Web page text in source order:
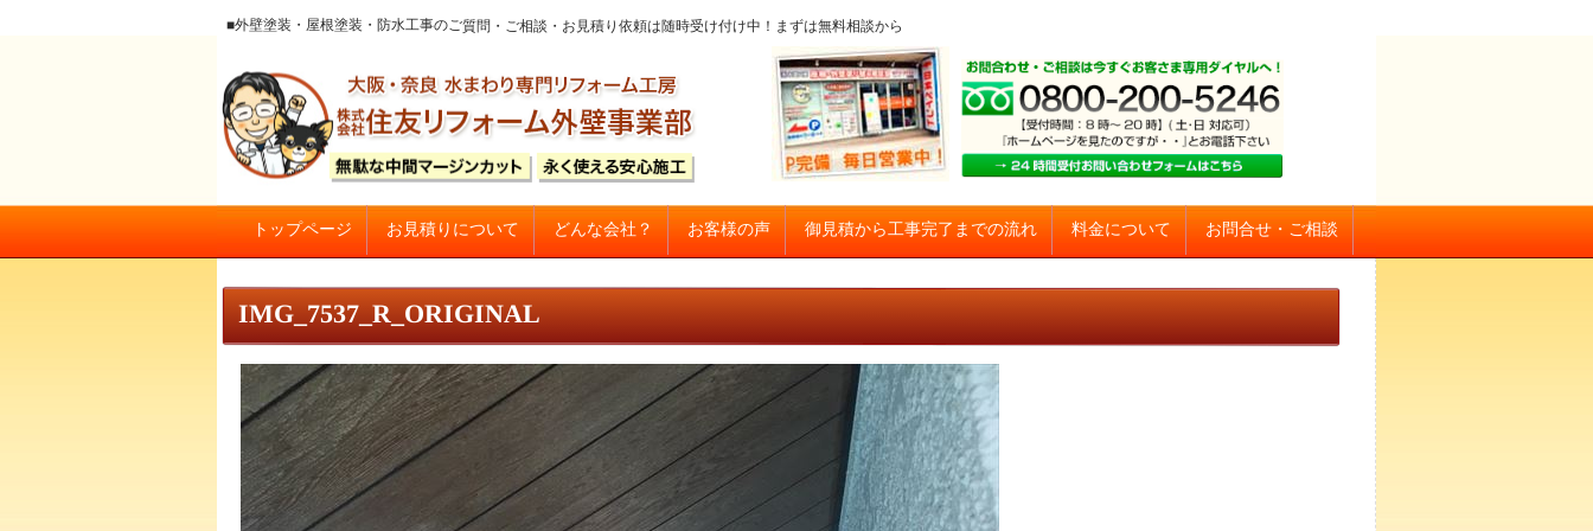
■外壁塗装・屋根塗装・防水工事のご質問・ご相談・お見積り依頼は随時受け付け中！まずは無料相談から
大阪の外壁塗装・屋根塗装 戸建て住宅塗り替え専門店
トップページ お見積りについて どんな会社？ お客様の声 御見積から工事完了までの流れ 料金について お問合せ・ご相談
IMG_7537_R_ORIGINAL